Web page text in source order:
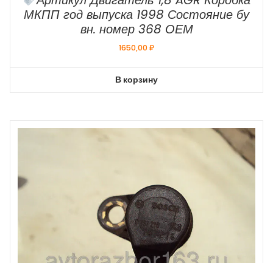
МКПП год выпуска 1998 Состояние бу
вн. номер 368 ОЕМ
1650,00₽
В корзину